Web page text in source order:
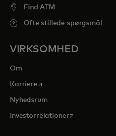
Find ATM
Ofte stillede spørgsmål
VIRKSOMHED
Om
Karriereopens in a new tab
Nyhedsrum
Investorrelationeropens in a